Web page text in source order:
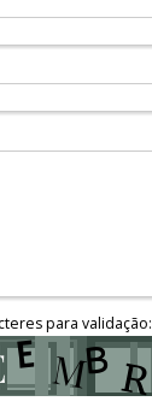
para validação: